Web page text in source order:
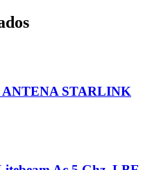
ANTENA STARLINK